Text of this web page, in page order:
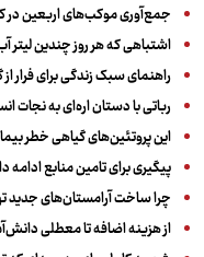
جمع‌آوری موکب‌های اربعین در
اشتباهی که هر روز چندین لیتر
راهنمای سبک زندگی برای فرار
رباتی با دستان اره‌ای به نجات
این پروتئین‌های گیاهی خطر
پیگیری برای تامین منابع ادامه
چرا ساخت آرامستان‌های جدید
از هزینه اضافه تا معطلی